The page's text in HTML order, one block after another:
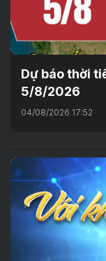
Dự báo thời
5/8/2026
04/08/2026 17:52